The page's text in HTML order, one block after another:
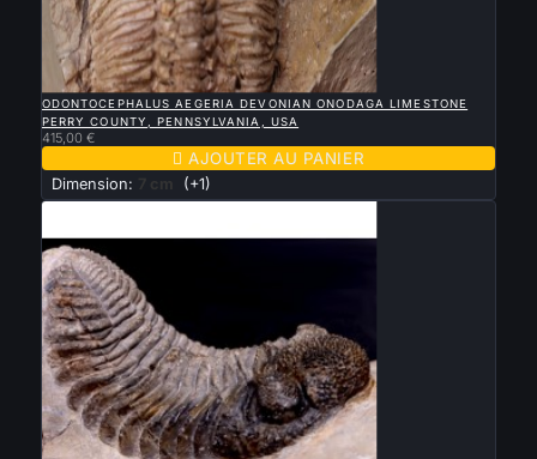
APERÇU RAPIDE
ODONTOCEPHALUS AEGERIA DEVONIAN ONODAGA LIMESTONE
PERRY COUNTY, PENNSYLVANIA, USA
415,00 €
 AJOUTER AU PANIER
Dimension: 7 cm (+1)